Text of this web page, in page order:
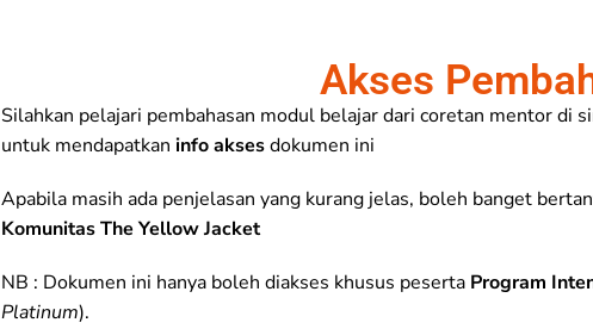
Akses
Silahkan pelajari pembahasan modul belajar dari coretan mentor di
untuk mendapatkan info aksesdokumen ini
Apabila masih ada penjelasan yang kurang jelas, boleh banget
Komunitas The Yellow Jacket
NB : Dokumen ini hanya boleh diakses khusus peserta Program
Platinum).